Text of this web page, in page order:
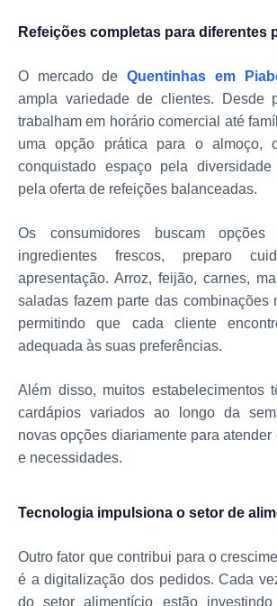
Refeições completas para diferentes
O mercado deQuentinhas em
ampla variedade de clientes. Desde
trabalham em horário comercial até
uma opção prática para o almoço,
conquistado espaço pela
pela oferta de refeições balanceadas.
Os consumidores buscam opções
ingredientes frescos, preparo
apresentação. Arroz, feijão, carnes,
saladas fazem parte das combinações
permitindo que cada cliente
adequada às suas preferências.
Além disso, muitos estabelecimentos
cardápios variados ao longo da
novas opções diariamente para atender
e necessidades.
Tecnologia impulsiona o setor de
Outro fator que contribui para o
é a digitalização dos pedidos. Cada
do setor alimentício estão investindo